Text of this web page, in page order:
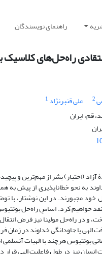
راهنمای نویسندگان
راه‌حل‌های کلاسیک
2 علی قنبرنژاد 1
قم، ایران
آزاد (اختیار) بشر از مهم‌ترین و
‌نحو خطاناپذیری از پیش به همۀ
خود مجبورند. در این نوشتار،
خواهیم کرد. اساسِ راه‌حل
و در راه‌حل مولینا نیز فرض
الهی یا جاودانگی خداوند در
بوئتیوس هرچند با الهیات